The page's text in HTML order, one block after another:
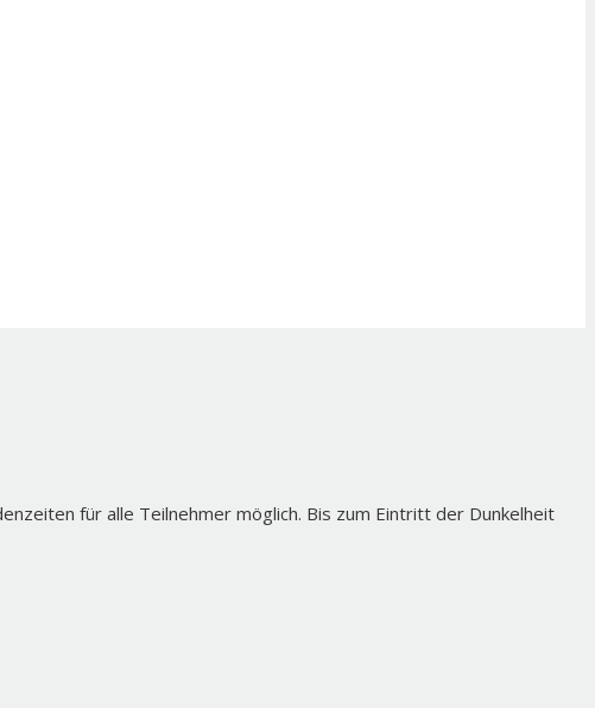
für alle Teilnehmer möglich. Bis zum Eintritt der Dunkelheit